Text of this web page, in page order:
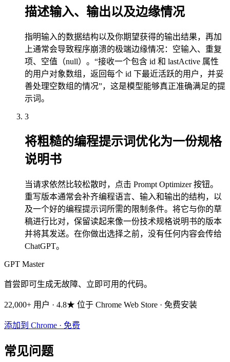
描述输入、输出以及边缘情况
指明输入的数据结构以及你期望获得的输出结果，再加
上通常会导致程序崩溃的极端边缘情况：空输入、重复
项、空值（null）。“接收一个包含 id 和 lastActive 属性
的用户对象数组，返回每个 id 下最近活跃的用户，并妥
善处理空数组的情况”，这是模型能够真正准确满足的提
示词。
3
将粗糙的编程提示词优化为一份规格
说明书
当请求依然比较松散时，点击 Prompt Optimizer 按钮。
重写版本通常会补齐编程语言、输入和输出的结构，以
及一个好的编程提示词所需的限制条件。将它与你的草
稿进行比对，保留读起来像一份技术规格说明书的版本
并将其发送。在你做出选择之前，没有任何内容会传给
ChatGPT。
GPT Master
首尝即可生成无故障、立即可用的代码。
22,000+ 用户 · 4.8★ 位于 Chrome Web Store · 免费安装
添加到 Chrome · 免费
常见问题